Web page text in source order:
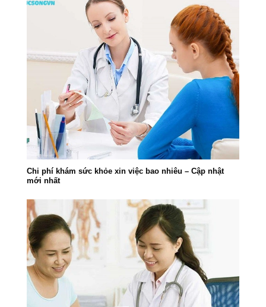
Chi phí khám sức khỏe xin việc bao nhiêu – Cập nhật
mới nhất